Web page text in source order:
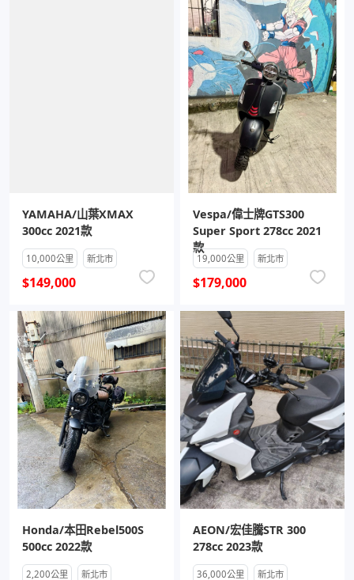
YAMAHA/山葉XMAX
300cc 2021款
10,000公里 新北市
$149,000
Vespa/偉士牌GTS300
Super Sport 278cc 2021
款
19,000公里 新北市
$179,000
Honda/本田Rebel500S
500cc 2022款
2,200公里 新北市
AEON/宏佳騰STR 300
278cc 2023款
36,000公里 新北市